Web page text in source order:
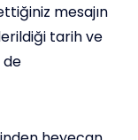
mesajın
tarih ve
de